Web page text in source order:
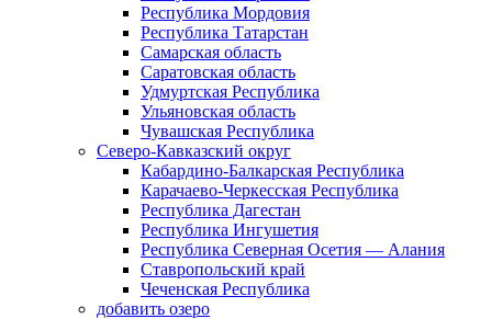
Республика Мордовия
Республика Татарстан
Самарская область
Саратовская область
Удмуртская Республика
Ульяновская область
Чувашская Республика
Северо-Кавказский округ
Кабардино-Балкарская Республика
Карачаево-Черкесская Республика
Республика Дагестан
Республика Ингушетия
Республика Северная Осетия — Алания
Ставропольский край
Чеченская Республика
добавить озеро